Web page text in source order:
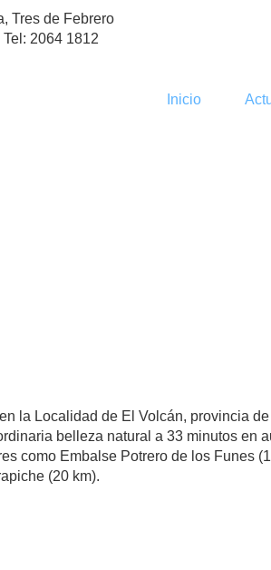
Tres de Febrero
Tel: 2064 1812
Inicio
la Localidad de El Volcán, provincia
belleza natural a 33 minutos en
como Embalse Potrero de los Funes
(20 km).